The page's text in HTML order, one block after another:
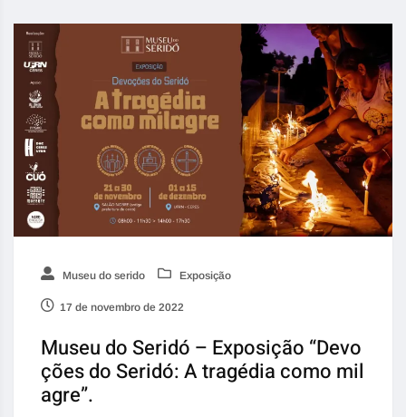
Museu do serido Exposição
17 de novembro de 2022
Museu do Seridó – Exposição “Devo
ções do Seridó: A tragédia como mil
agre”.